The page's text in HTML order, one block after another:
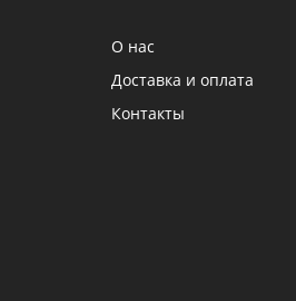
О нас
Доставка и оплата
Контакты